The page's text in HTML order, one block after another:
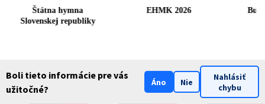
Štátna hymna
Slovenskej republiky
EHMK 2026
Boli tieto informácie pre vás
užitočné?
Áno Nie
Nahlásiť
chybu